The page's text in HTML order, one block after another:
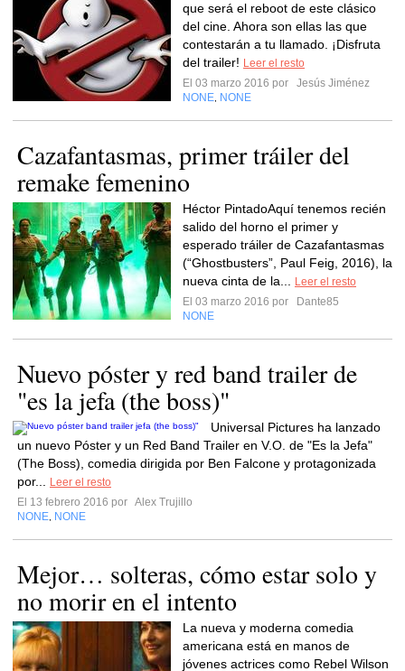
que será el reboot de este clásico
del cine. Ahora son ellas las que
contestarán a tu llamado. ¡Disfruta
del trailer! Leer el resto
El 03 marzo 2016 por
Jesús Jiménez
NONE NONE
Cazafantasmas, primer tráiler del
remake femenino
Héctor PintadoAquí tenemos recién
salido del horno el primer y
esperado tráiler de Cazafantasmas
(“Ghostbusters”, Paul Feig, 2016), la
nueva cinta de la...
Leer el resto
El 03 marzo 2016 por
Dante85
NONE
Nuevo póster y red band trailer de
"es la jefa (the boss)"
Universal Pictures ha lanzado
un nuevo Póster y un Red Band Trailer en V.O. de "Es la Jefa"
(The Boss), comedia dirigida por Ben Falcone y protagonizada
por...
Leer el resto
El 13 febrero 2016 por Alex Trujillo
NONE NONE
Mejor… solteras, cómo estar solo y
no morir en el intento
La nueva y moderna comedia
americana está en manos de
jóvenes actrices como Rebel Wilson